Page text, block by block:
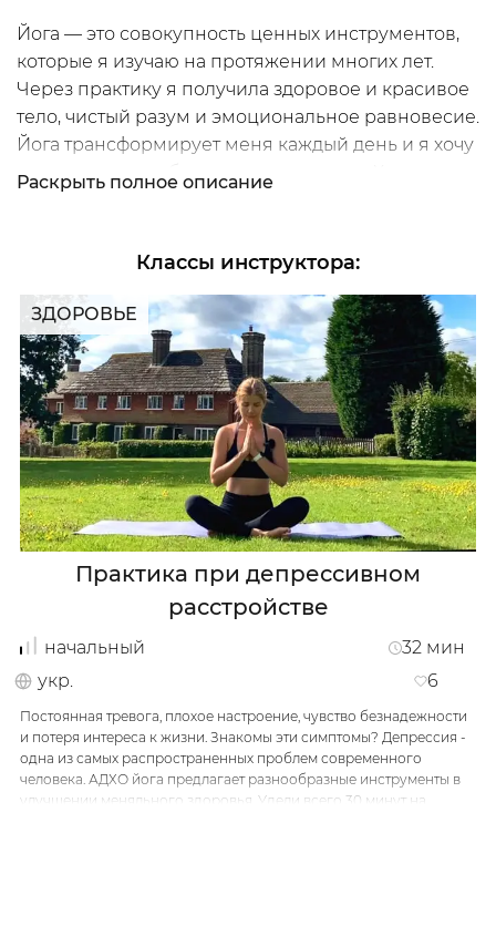
Мой
кабинет
/ Зарегистрируйся
Йога — это совокупность ценных инструментов,
которые я изучаю на протяжении многих лет.
Через практику я получила здоровое и красивое
тело, чистый разум и эмоциональное равновесие.
Йога трансформирует меня каждый день и я хочу
этим делиться, обучать и вдохновлять. Хочу
Для меня важно преподавать с функциональным
подходом, основанном на анатомических
знаниях, направленых на увеличение диапазона
движений, а также контроль и стабильность в
данном диапазоне. На своих занятиях я также
люблю говорить о философии йоги и её
актуальность в современной жизни.
Київ
Раскрыть полное описание
Классы инструктора:
ЗДОРОВЬЕ
Практика при депрессивном
расстройстве
начальный 32 мин
6
укр.
Постоянная тревога, плохое настроение, чувство безнадежности
и потеря интереса к жизни. Знакомы эти симптомы? Депрессия -
одна из самых распространенных проблем современного
человека. АДХО йога предлагает разнообразные инструменты в
улучшении меняльного здоровья. Удели всего 30 минут на